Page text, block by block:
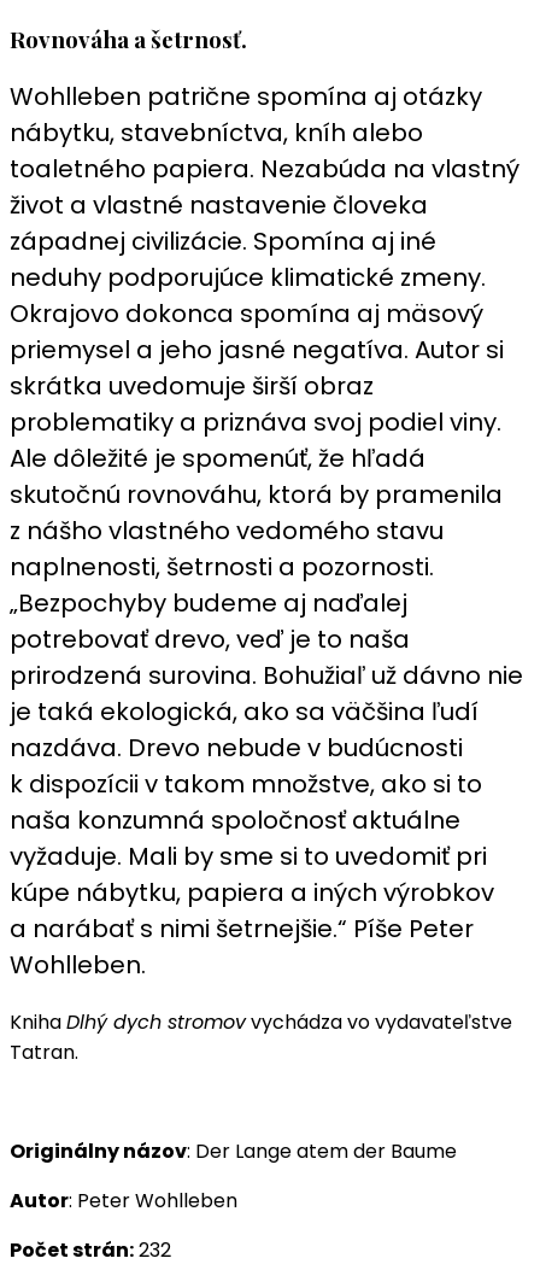
Rovnováha a šetrnosť.
Wohlleben patrične spomína aj otázky
nábytku, stavebníctva, kníh alebo
toaletného papiera. Nezabúda na vlastný
život a vlastné nastavenie človeka
západnej civilizácie. Spomína aj iné
neduhy podporujúce klimatické zmeny.
Okrajovo dokonca spomína aj mäsový
priemysel a jeho jasné negatíva. Autor si
skrátka uvedomuje širší obraz
problematiky a priznáva svoj podiel viny.
Ale dôležité je spomenúť, že hľadá
skutočnú rovnováhu, ktorá by pramenila
z nášho vlastného vedomého stavu
naplnenosti, šetrnosti a pozornosti.
„Bezpochyby budeme aj naďalej
potrebovať drevo, veď je to naša
prirodzená surovina. Bohužiaľ už dávno nie
je taká ekologická, ako sa väčšina ľudí
nazdáva. Drevo nebude v budúcnosti
k dispozícii v takom množstve, ako si to
naša konzumná spoločnosť aktuálne
vyžaduje. Mali by sme si to uvedomiť pri
kúpe nábytku, papiera a iných výrobkov
a narábať s nimi šetrnejšie.“ Píše Peter
Wohlleben.
KnihaDlhý dych stromovvychádza vo vydavateľstve
Tatran.
Originálny názov: Der Lange atem der Baume
Autor: Peter Wohlleben
Počet strán:232